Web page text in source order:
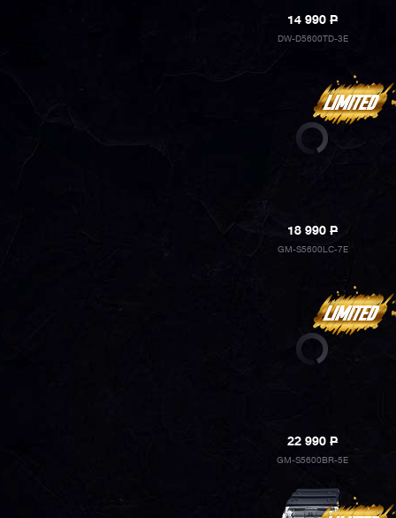
14 990P
DW-D5600TD-3E
18 990P
GM-S5600LC-7E
22 990P
GM-S5600BR-5E